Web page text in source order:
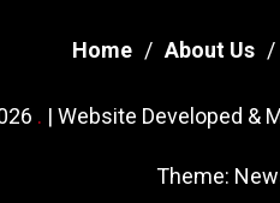
Home About Us
. | Website Developed &
Theme: